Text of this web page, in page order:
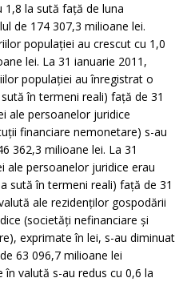
1,8 la sută faţă de luna
de 174 307,3 milioane lei.
populaţiei au crescut cu 1,0
lei. La 31 ianuarie 2011,
populaţiei au înregistrat o
în termeni reali) faţă de 31
ale persoanelor juridice
financiare nemonetare) s-au
362,3 milioane lei. La 31
ale persoanelor juridice erau
sută în termeni reali) faţă de 31
ale rezidenţilor gospodării
(societăţi nefinanciare şi
exprimate în lei, s-au diminuat
63 096,7 milioane lei
valută s-au redus cu 0,6 la